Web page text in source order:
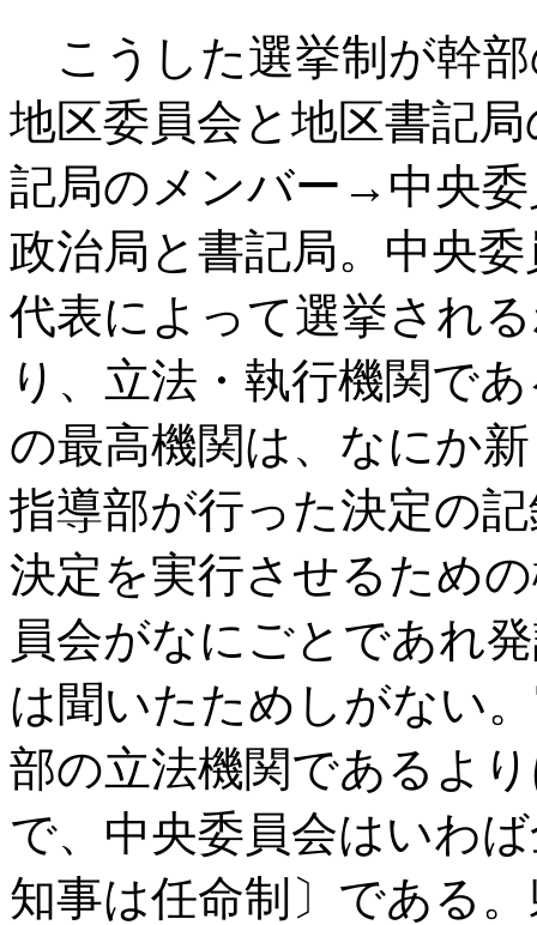
こうした選挙制が幹
地区委員会と地区書記
記局のメンバー→中央
政治局と書記局。中央
代表によって選挙され
り、立法・執行機関で
の最高機関は、なにか
指導部が行った決定の
決定を実行させるため
員会がなにごとであれ
は聞いたためしがない
部の立法機関であるよ
で、中央委員会はいわ
知事は任命制〕である